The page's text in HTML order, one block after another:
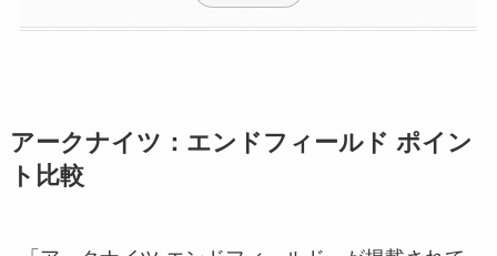
アークナイツ：エンドフィールド ポイン
ト比較